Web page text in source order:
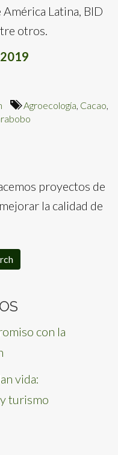
Latina, BID
otros.
Agroecología, Cacao,
proyectos de
la calidad de
con la
vida:
turismo